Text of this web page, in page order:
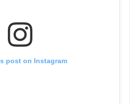
post on Instagram